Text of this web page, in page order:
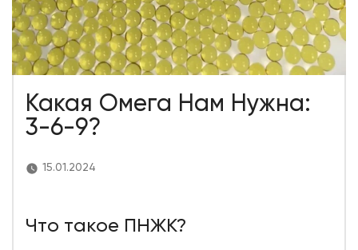
Какая Омега Нам Нужна:
3-6-9?
15.01.2024
Что такое ПНЖК?